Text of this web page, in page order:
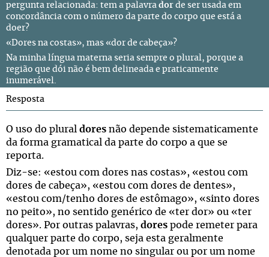
pergunta relacionada: tem a palavra dor de ser usada em
concordância com o número da parte do corpo que está a
doer?
«Dores na costas», mas «dor de cabeça»?
Na minha língua materna seria sempre o plural, porque a
região que dói não é bem delineada e praticamente
inumerável.
Resposta
O uso do plural dores não depende sistematicamente
da forma gramatical da parte do corpo a que se
reporta.
Diz-se: «estou com dores nas costas», «estou com
dores de cabeça», «estou com dores de dentes»,
«estou com/tenho dores de estômago», «sinto dores
no peito», no sentido genérico de «ter dor» ou «ter
dores». Por outras palavras, dores pode remeter para
qualquer parte do corpo, seja esta geralmente
denotada por um nome no singular ou por um nome